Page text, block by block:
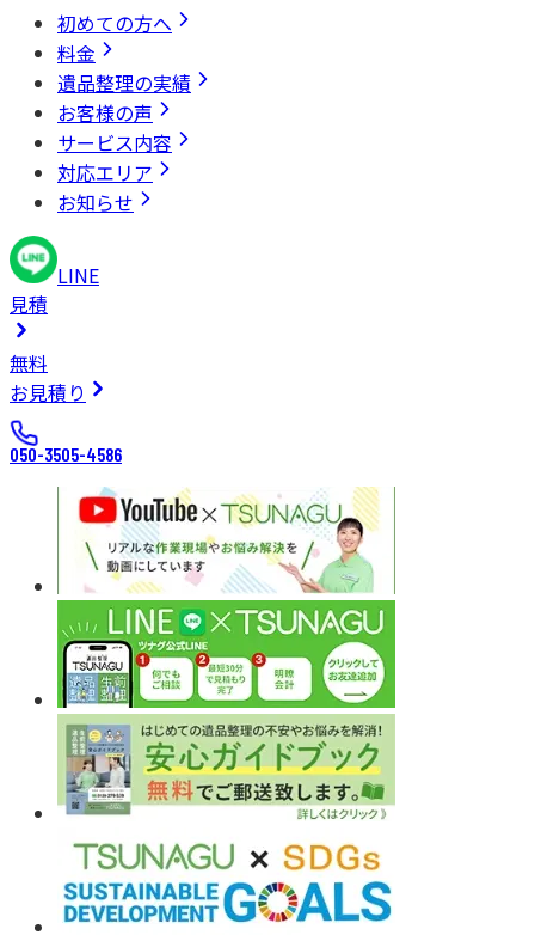
初めての方へ
料金
遺品整理の実績
お客様の声
サービス内容
対応エリア
お知らせ
LINE
見積
無料
お見積り
050-3505-4586